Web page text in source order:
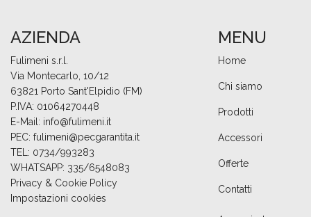
AZIENDA
Fulimeni s.r.l.
Via Montecarlo, 10/12
63821 Porto Sant'Elpidio (FM)
P.IVA: 01064270448
E-Mail: info@fulimeni.it
PEC: fulimeni@pecgarantita.it
TEL: 0734/993283
WHATSAPP: 335/6548083
Privacy & Cookie Policy
Impostazioni cookies
MENU
Home
Chi siamo
Prodotti
Accessori
Offerte
Contatti